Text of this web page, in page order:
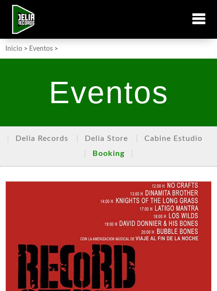
Inicio > Eventos >
Eventos
Delia Records Delia Store
Cabine Estudio
Booking